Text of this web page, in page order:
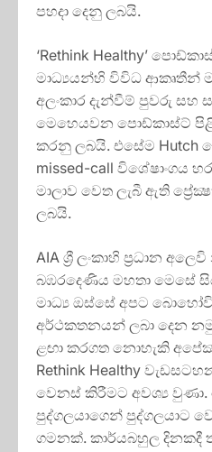
පහදා දෙනු ලබයි.
‘Rethink Healthy’
මාධ්‍යයන්හි විවිධ ආකෘතීන්
අලංකාර දැන්වීම් පුවරු සහ
මෙහෙයවන පොඩ්කාස්ට්
කරනු ලබයි. එසේම Hutch
missed-call විශේෂාංගය
මාලාව වෙත ලැබී ඇති
ලබයි.
AIA ශ්‍රී ලංකාහි ප්‍රධාන
බඹරදෙණිය මහතා මෙසේ
මාධ්‍ය ඔස්සේ අපට
අර්ථකතනයන් ලබා දෙන
ළඟා කරගත නොහැකි
Rethink Healthy
වෙනස් කිරීමට අවශ්‍ය
පුද්ගලයාගෙන් පුද්ගලයාට
ගමනක්. කාර්යබහුල